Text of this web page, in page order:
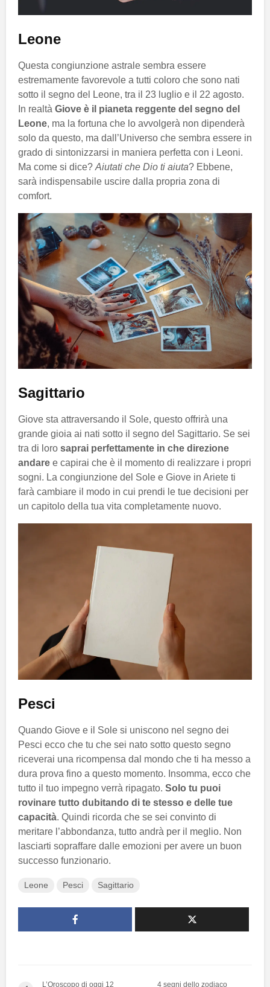
Leone
Questa congiunzione astrale sembra essere
estremamente favorevole a tutti coloro che sono nati
sotto il segno del Leone, tra il 23 luglio e il 22 agosto.
In realtà Giove è il pianeta reggente del segno del
Leone, ma la fortuna che lo avvolgerà non dipenderà
solo da questo, ma dall’Universo che sembra essere in
grado di sintonizzarsi in maniera perfetta con i Leoni.
Ma come si dice? Aiutati che Dio ti aiuta? Ebbene,
sarà indispensabile uscire dalla propria zona di
comfort.
Sagittario
Giove sta attraversando il Sole, questo offrirà una
grande gioia ai nati sotto il segno del Sagittario. Se sei
tra di loro saprai perfettamente in che direzione
andare e capirai che è il momento di realizzare i propri
sogni. La congiunzione del Sole e Giove in Ariete ti
farà cambiare il modo in cui prendi le tue decisioni per
un capitolo della tua vita completamente nuovo.
Pesci
Quando Giove e il Sole si uniscono nel segno dei
Pesci ecco che tu che sei nato sotto questo segno
riceverai una ricompensa dal mondo che ti ha messo a
dura prova fino a questo momento. Insomma, ecco che
tutto il tuo impegno verrà ripagato. Solo tu puoi
rovinare tutto dubitando di te stesso e delle tue
capacità. Quindi ricorda che se sei convinto di
meritare l’abbondanza, tutto andrà per il meglio. Non
lasciarti sopraffare dalle emozioni per avere un buon
successo funzionario.
Leone Pesci Sagittario
L’Oroscopo di oggi 12 4 segni dello zodiaco